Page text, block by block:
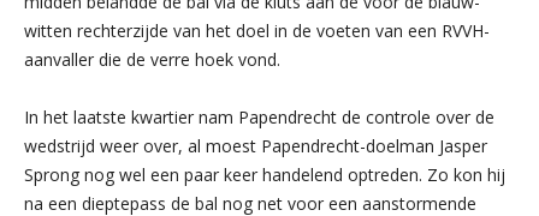
witten rechterzijde van het doel in de voeten van een RVVH-
aanvaller die de verre hoek vond.
In het laatste kwartier nam Papendrecht de controle over de
wedstrijd weer over, al moest Papendrecht-doelman Jasper
Sprong nog wel een paar keer handelend optreden. Zo kon hij
na een dieptepass de bal nog net voor een aanstormende